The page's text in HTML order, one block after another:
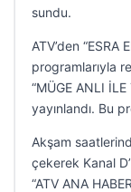
sundu.
ATV’den “ESRA
programlarıyla
“MÜGE ANLI
yayınlandı. Bu
Akşam
çekerek Kanal
“ATV ANA